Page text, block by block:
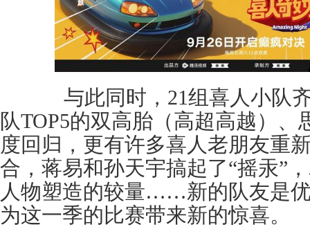
与此同时，21组喜人小队齐
队TOP5的双高胎（高超高越）
度回归，更有许多喜人老朋友重
合，蒋易和孙天宇搞起了“摇汞”
人物塑造的较量……新的队友是
为这一季的比赛带来新的惊喜。